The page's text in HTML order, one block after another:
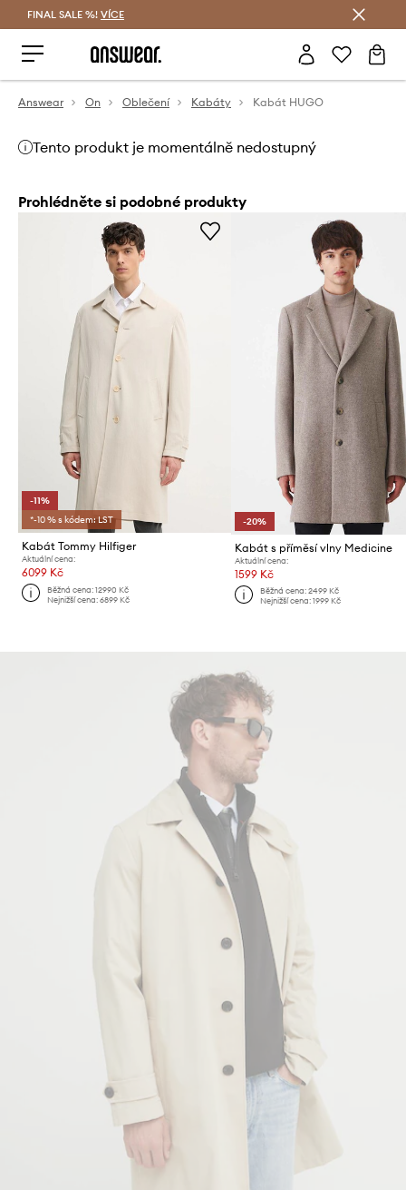
FINAL SALE %! VÍCE
Answear On Oblečení Kabáty Kabát HUGO
Tento produkt je momentálně nedostupný
Prohlédněte si podobné produkty
-11%
*-10 % s kódem: LST
Kabát Tommy Hilfiger
Aktuální cena:
6099 Kč
Běžná cena:12990 Kč
Nejnižší cena:6899 Kč
-20%
Kabát s příměsí vlny Medicine
Aktuální cena:
1599 Kč
Běžná cena: 2499 Kč
Nejnižší cena: 1999 Kč